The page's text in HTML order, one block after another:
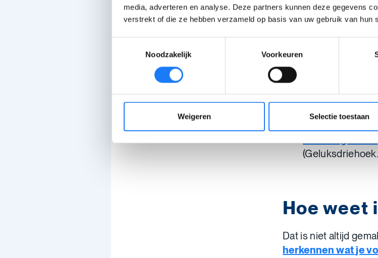
media, adverteren en analyse. Deze partners kunnen deze gegevens
verstrekt of die ze hebben verzameld op basis van uw gebruik van hun
Noodzakelijk
Voorkeuren
Weigeren Selectie toestaan
Belangrijk om te
gedachten en
nog feller worden, of
Zie bijvoorbeeld deze:
Oefeningen
Oefeningen
Hoe weet
Dat is niet altijd
herkennen wat je